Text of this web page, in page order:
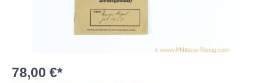
78,00 €*